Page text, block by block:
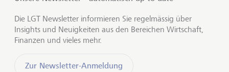
Die LGT Newsletter informieren Sie regelmässig über
Insights und Neuigkeiten aus den Bereichen Wirtschaft,
Finanzen und vieles mehr.
Zur Newsletter-Anmeldung